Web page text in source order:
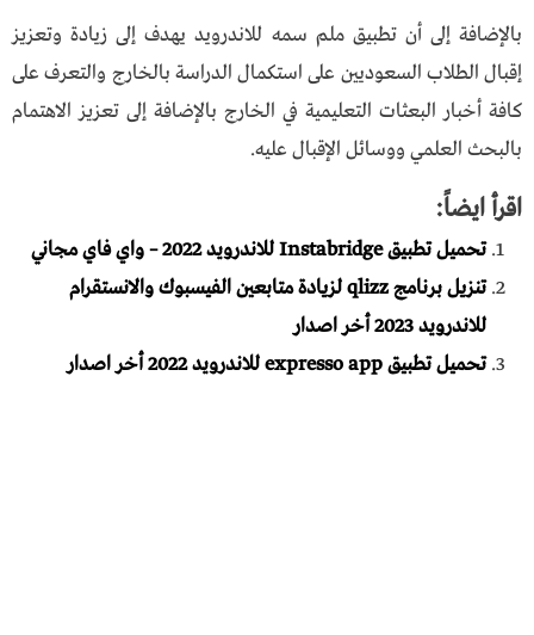
بالإضافة إلى أن تطبيق ملم سمه للاندرويد يهدف إلى زيادة وتعزيز
إقبال الطلاب السعوديين على استكمال الدراسة بالخارج والتعرف على
كافة أخبار البعثات التعليمية في الخارج بالإضافة إلى تعزيز الاهتمام
بالبحث العلمي ووسائل الإقبال عليه.
اقرأ ايضاً:
تحميل تطبيق Instabridge للاندرويد 2022 – واي فاي مجاني
تنزيل برنامج qlizz لزيادة متابعين الفيسبوك والانستقرام
للاندرويد 2023 أخر اصدار
تحميل تطبيق expresso app للاندرويد 2022 أخر اصدار